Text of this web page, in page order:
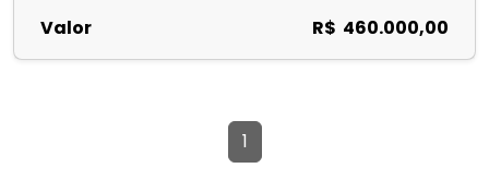
Valor R$ 460.000,00
1